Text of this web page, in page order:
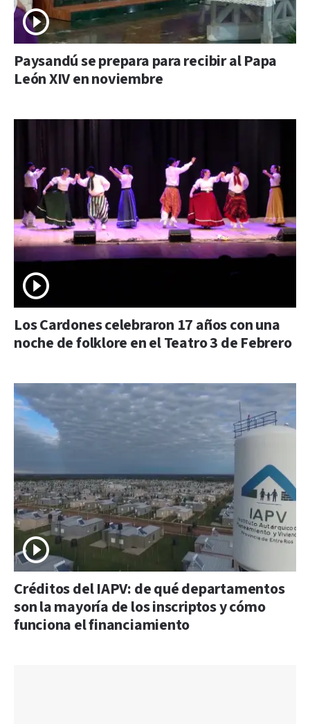
Paysandú se prepara para recibir al Papa
León XIV en noviembre
Los Cardones celebraron 17 años con una
noche de folklore en el Teatro 3 de Febrero
Créditos del IAPV: de qué departamentos
son la mayoría de los inscriptos y cómo
funciona el financiamiento